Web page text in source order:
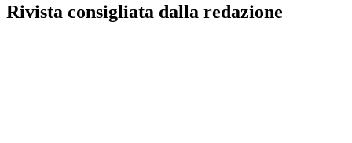
Rivista consigliata dalla redazione